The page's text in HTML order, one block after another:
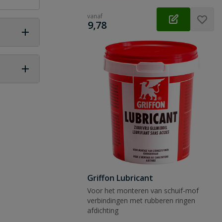
vanaf
€
9,78
Griffon Lubricant
Voor het monteren van schuif-mof
verbindingen met rubberen ringen
afdichting